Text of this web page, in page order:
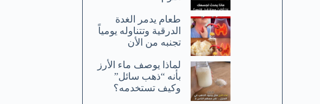
طعام يدمر الغدة
الدرقية وتتناوله يومياً
تجنبه من الأن
لماذا يوصف ماء الأرز
بأنه “ذهب سائل”
وكيف تستخدمه؟